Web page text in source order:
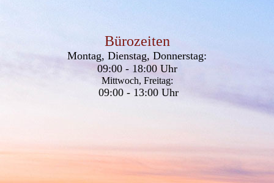
Bürozeiten
Montag, Dienstag, Donnerstag:
09:00 - 18:00 Uhr
Mittwoch, Freitag:
09:00 - 13:00 Uhr